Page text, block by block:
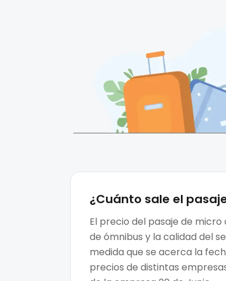
¿Cuánto sale el
El precio del pasaje de
de ómnibus y la calidad del
medida que se acerca la
precios de distintas